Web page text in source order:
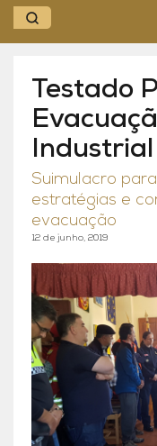
Testado
Suimulacro
estratégias e
evacuação
12 de junho, 2019